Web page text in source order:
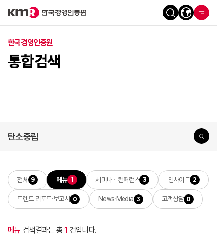
한국경영인증원
통합검색
전체 9 메뉴 1 세미나ㆍ컨퍼런스 3 인사이트 2
트렌드 리포트·보고서 0 News·Media 3 고객상담 0
메뉴 검색결과는 총 1 건입니다.